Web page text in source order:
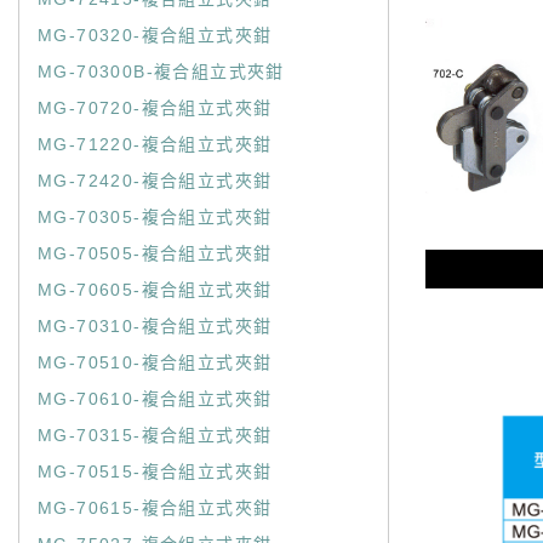
MG-70320-複合組立式夾鉗
MG-70300B-複合組立式夾鉗
MG-70720-複合組立式夾鉗
MG-71220-複合組立式夾鉗
MG-72420-複合組立式夾鉗
MG-70305-複合組立式夾鉗
MG-70505-複合組立式夾鉗
MG-70605-複合組立式夾鉗
MG-70310-複合組立式夾鉗
MG-70510-複合組立式夾鉗
MG-70610-複合組立式夾鉗
MG-70315-複合組立式夾鉗
MG-70515-複合組立式夾鉗
MG-70615-複合組立式夾鉗